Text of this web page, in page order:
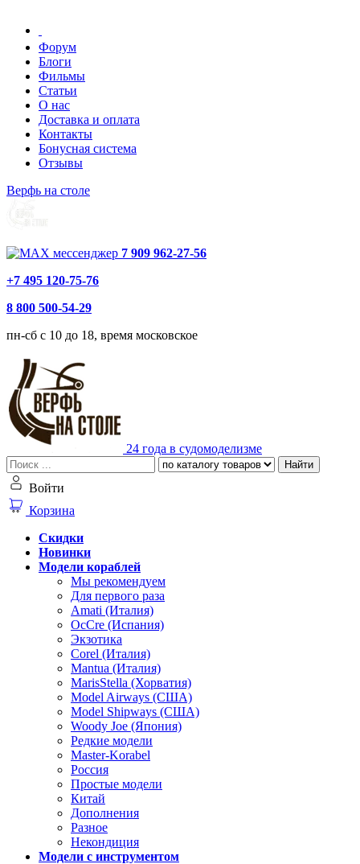
Форум
Блоги
Фильмы
Статьи
О нас
Доставка и оплата
Контакты
Бонусная система
Отзывы
Верфь на столе
7 909 962-27-56
+7 495 120-75-76
8 800 500-54-29
пн-сб с 10 до 18, время московское
24 года в судомоделизме
Найти
Войти
Корзина
Скидки
Новинки
Модели кораблей
Мы рекомендуем
Для первого раза
Amati (Италия)
OcCre (Испания)
Экзотика
Corel (Италия)
Mantua (Италия)
MarisStella (Хорватия)
Model Airways (США)
Model Shipways (США)
Woody Joe (Япония)
Редкие модели
Master-Korabel
Россия
Простые модели
Китай
Дополнения
Разное
Некондиция
Модели с инструментом